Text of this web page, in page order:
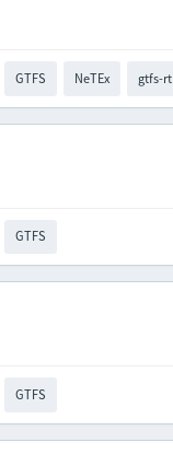
GTFS NeTEx gtfs-rt
GTFS
GTFS